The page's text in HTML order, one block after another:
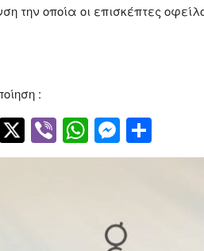
την οποία οι επισκέπτες
:
Facebook
Twitter
ViberWhatsApp